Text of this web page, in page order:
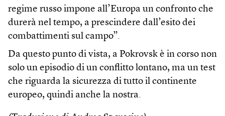
regime russo impone all’Europa un confronto che
durerà nel tempo, a prescindere dall’esito dei
combattimenti sul campo”.
Da questo punto di vista, a Pokrovsk è in corso non
solo un episodio di un conflitto lontano, ma un test
che riguarda la sicurezza di tutto il continente
europeo, quindi anche la nostra.